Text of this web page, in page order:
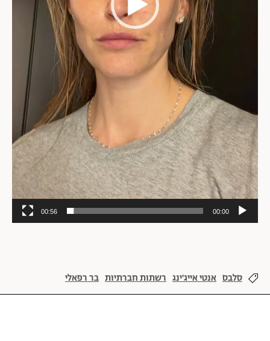
00:00
00:56
סלבס אנטי אייג'ינג רשתות חברתיות בר רפאלי
איפור וטיפוח